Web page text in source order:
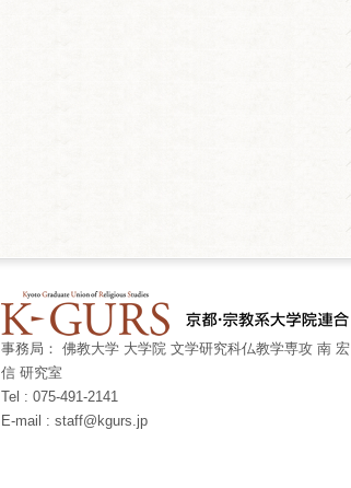
事務局： 佛教大学 大学院 文学研究科仏教学専攻 南 宏
信 研究室
Tel : 075-491-2141
E-mail : staff@kgurs.jp